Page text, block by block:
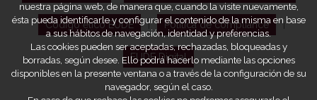
Código ético EUDE Política de compliance
EUDE Digital
nuestra página web, de manera que, cuando la visite nuevamente,
ésta pueda identificarle y configurar el contenido de la misma en base
a sus hábitos de navegación, identidad y preferencias.
Las cookies pueden ser aceptadas, rechazadas, bloqueadas y
borradas, según desee. Ello podrá hacerlo mediante las opciones
disponibles en la presente ventana o a través de la configuración de su
navegador, según el caso.